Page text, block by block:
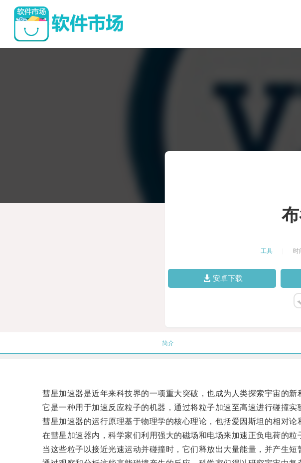
工具 时
安卓下载
简介
彗星加速器是近年来科技界的一项重大突破，也成为人类探索宇宙的新
它是一种用于加速反应粒子的机器，通过将粒子加速至高速进行碰撞实
彗星加速器的运行原理基于物理学的核心理论，包括爱因斯坦的相对论
在彗星加速器内，科学家们利用强大的磁场和电场来加速正负电荷的粒
当这些粒子以接近光速运动并碰撞时，它们释放出大量能量，并产生短